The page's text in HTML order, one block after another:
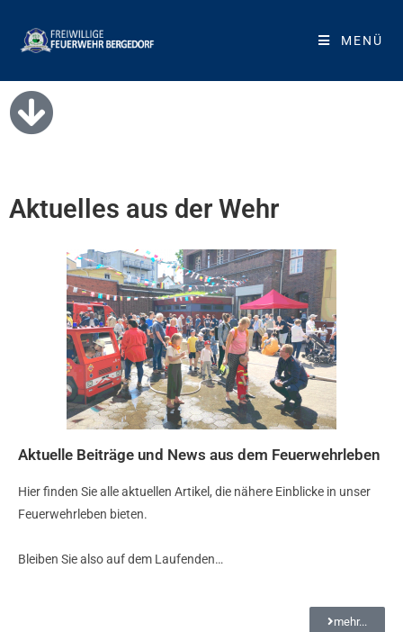
MENÜ
Aktuelles aus der Wehr
Aktuelle Beiträge und News aus dem Feuerwehrleben
Hier finden Sie alle aktuellen Artikel, die nähere Einblicke in unser
Feuerwehrleben bieten.
Bleiben Sie also auf dem Laufenden…
mehr...